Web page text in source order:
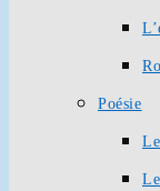
Poésie